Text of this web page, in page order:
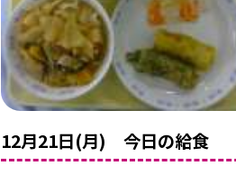
12月21日(月) 今日の給食